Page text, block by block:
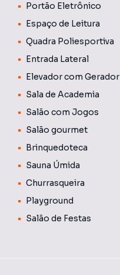
Portão Eletrônico
Espaço de Leitura
Quadra Poliesportiva
Entrada Lateral
Elevador com Gerador
Sala de Academia
Salão com Jogos
Salão gourmet
Brinquedoteca
Sauna Úmida
Churrasqueira
Playground
Salão de Festas